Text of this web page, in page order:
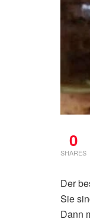
0
SHARES
Der
Sie
Dann